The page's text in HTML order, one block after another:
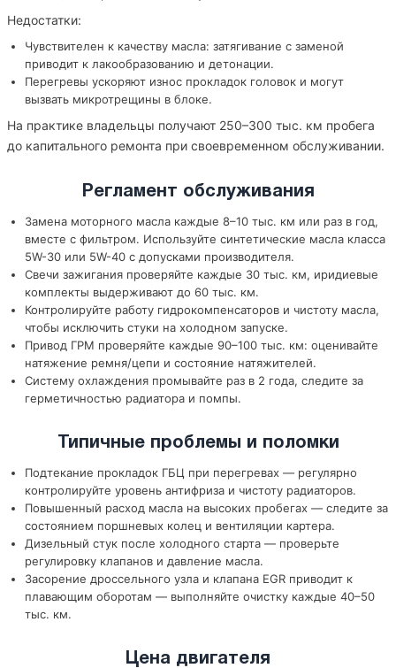
Недостатки:
Чувствителен к качеству масла: затягивание с заменой
приводит к лакообразованию и детонации.
Перегревы ускоряют износ прокладок головок и могут
вызвать микротрещины в блоке.
На практике владельцы получают 250–300 тыс. км пробега
до капитального ремонта при своевременном обслуживании.
Регламент обслуживания
Замена моторного масла каждые 8–10 тыс. км или раз в год,
вместе с фильтром. Используйте синтетические масла класса
5W-30 или 5W-40 с допусками производителя.
Свечи зажигания проверяйте каждые 30 тыс. км, иридиевые
комплекты выдерживают до 60 тыс. км.
Контролируйте работу гидрокомпенсаторов и чистоту масла,
чтобы исключить стуки на холодном запуске.
Привод ГРМ проверяйте каждые 90–100 тыс. км: оценивайте
натяжение ремня/цепи и состояние натяжителей.
Систему охлаждения промывайте раз в 2 года, следите за
герметичностью радиатора и помпы.
Типичные проблемы и поломки
Подтекание прокладок ГБЦ при перегревах — регулярно
контролируйте уровень антифриза и чистоту радиаторов.
Повышенный расход масла на высоких пробегах — следите за
состоянием поршневых колец и вентиляции картера.
Дизельный стук после холодного старта — проверьте
регулировку клапанов и давление масла.
Засорение дроссельного узла и клапана EGR приводит к
плавающим оборотам — выполняйте очистку каждые 40–50
тыс. км.
Цена двигателя